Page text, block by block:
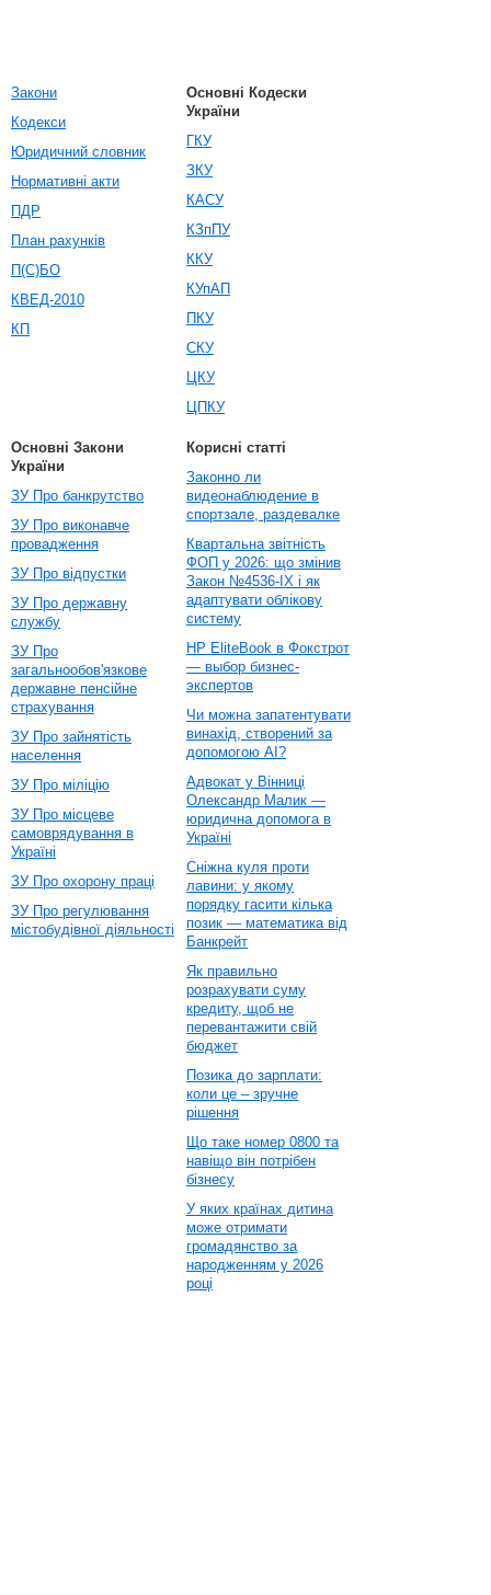
Закони
Кодекси
Юридичний словник
Нормативні акти
ПДР
План рахунків
П(С)БО
КВЕД-2010
КП
Основні Кодески
України
ГКУ
ЗКУ
КАСУ
КЗпПУ
ККУ
КУпАП
ПКУ
СКУ
ЦКУ
ЦПКУ
Основні Закони
України
ЗУ Про банкрутство
ЗУ Про виконавче
провадження
ЗУ Про відпустки
ЗУ Про державну
службу
ЗУ Про
загальнообов'язкове
державне пенсійне
страхування
ЗУ Про зайнятість
населення
ЗУ Про міліцію
ЗУ Про місцеве
самоврядування в
Україні
ЗУ Про охорону праці
ЗУ Про регулювання
містобудівної діяльності
Корисні статті
Законно ли
видеонаблюдение в
спортзале, раздевалке
Квартальна звітність
ФОП у 2026: що змінив
Закон №4536-IX і як
адаптувати облікову
систему
HP EliteBook в Фокстрот
— выбор бизнес-
экспертов
Чи можна запатентувати
винахід, створений за
допомогою AI?
Адвокат у Вінниці
Олександр Малик —
юридична допомога в
Україні
Сніжна куля проти
лавини: у якому
порядку гасити кілька
позик — математика від
Банкрейт
Як правильно
розрахувати суму
кредиту, щоб не
перевантажити свій
бюджет
Позика до зарплати:
коли це – зручне
рішення
Що таке номер 0800 та
навіщо він потрібен
бізнесу
У яких країнах дитина
може отримати
громадянство за
народженням у 2026
році